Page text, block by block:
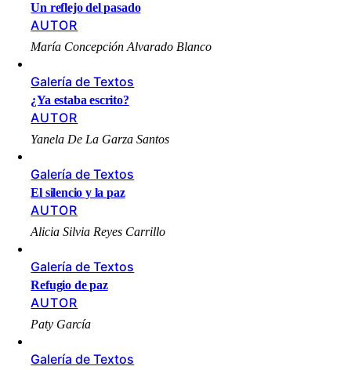
Un reflejo del pasado
AUTOR
María Concepción Alvarado Blanco
Galería de Textos
¿Ya estaba escrito?
AUTOR
Yanela De La Garza Santos
Galería de Textos
El silencio y la paz
AUTOR
Alicia Silvia Reyes Carrillo
Galería de Textos
Refugio de paz
AUTOR
Paty García
Galería de Textos